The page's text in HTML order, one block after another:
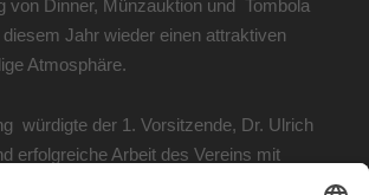
von Dinner, Münzauktion und Tombola
Jahr wieder einen attraktiven
Atmosphäre.
würdigte der 1. Vorsitzende, Dr. Ulrich
erfolgreiche Arbeit des Vereins mit
Veranstaltungen im laufenden